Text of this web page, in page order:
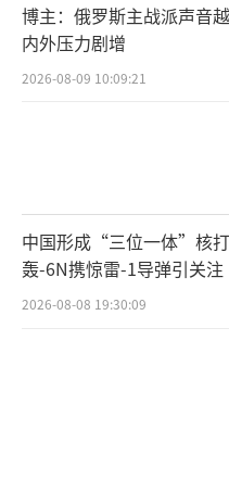
博主：俄罗斯主战派声音
内外压力剧增
2026-08-09 10:09:21
中国形成“三位一体”核
轰-6N携惊雷-1导弹引关注
2026-08-08 19:30:09